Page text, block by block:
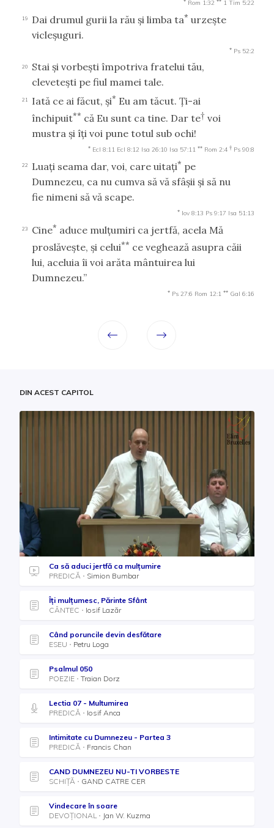
Rom 1:32 1 Tim 5:22
19 Dai drumul gurii la rău şi limba ta* urzeşte
vicleşuguri.
* Ps 52:2
20
Stai şi vorbeşti împotriva fratelui tău,
cleveteşti pe fiul mamei tale.
21 Iată ce ai făcut, şi* Eu am tăcut. Ţi-ai
închipuit** că Eu sunt ca tine. Dar te† voi
mustra şi îţi voi pune totul sub ochi!
* Ecl 8:11 Ecl 8:12 Isa 26:10 Isa 57:11 ** Rom 2:4 † Ps 90:8
22 Luaţi seama dar, voi, care uitaţi* pe
Dumnezeu, ca nu cumva să vă sfâşii şi să nu
fie nimeni să vă scape.
* Iov 8:13 Ps 9:17 Isa 51:13
23 Cine* aduce mulţumiri ca jertfă, acela Mă
proslăveşte, şi celui** ce veghează asupra căii
lui, aceluia îi voi arăta mântuirea lui
Dumnezeu.”
* Ps 27:6 Rom 12:1 ** Gal 6:16
DIN ACEST CAPITOL
Ca să aduci jertfă ca mulțumire
PREDICĂ
Simion Bumbar
Îți mulțumesc, Părinte Sfânt
CÂNTEC
Iosif Lazăr
Când poruncile devin desfătare
ESEU
Petru Loga
Psalmul 050
POEZIE
Traian Dorz
Lectia 07 - Multumirea
PREDICĂ
Iosif Anca
Intimitate cu Dumnezeu - Partea 3
PREDICĂ
Francis Chan
CAND DUMNEZEU NU-TI VORBESTE
SCHIȚĂ
GAND CATRE CER
Vindecare în soare
DEVOȚIONAL
Jan W. Kuzma